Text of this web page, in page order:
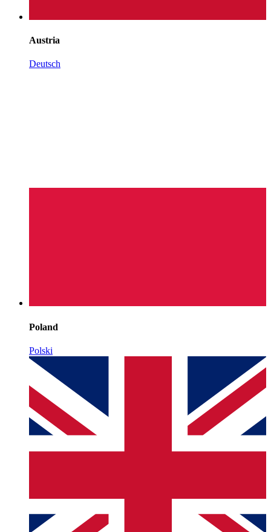
Austria
Deutsch
Poland
Polski